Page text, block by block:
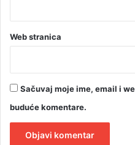
Web stranica
Sačuvaj moje ime, email i
buduće komentare.